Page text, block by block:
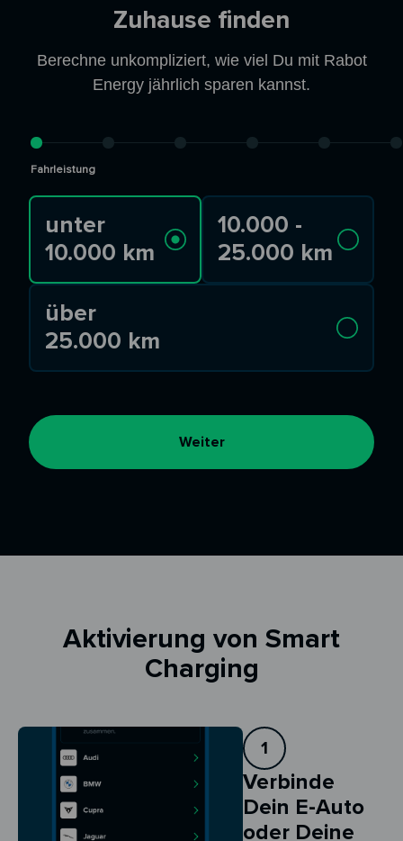
Zuhause finden
Berechne unkompliziert, wie viel Du mit Rabot
Energy jährlich sparen kannst.
Fahrleistung
unter
10.000 km
10.000 -
25.000 km
über
25.000 km
Weiter
Aktivierung von Smart
Charging
1
Verbinde
Dein E-Auto
oder Deine